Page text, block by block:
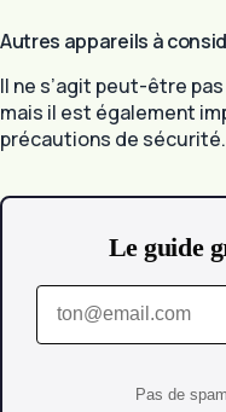
Autres appareils à
Il ne s’agit peut-être
mais il est également
précautions de sécurité.
Le guide
Pas de